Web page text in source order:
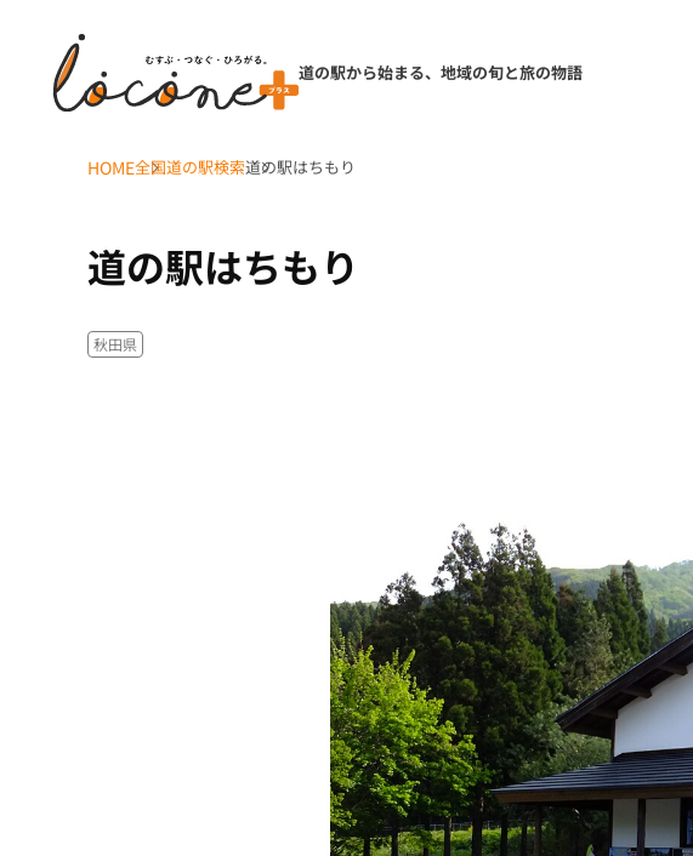
道の駅から始まる、地域の旬と旅の物語
HOME全国道の駅検索道の駅はちもり
道の駅はちもり
秋田県